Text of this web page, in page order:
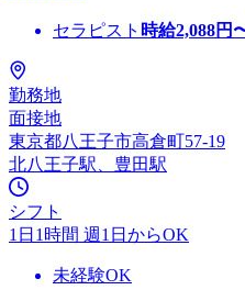
セラピスト 時給2,088円
勤務地
面接地
東京都八王子市高倉町57-19
北八王子駅、豊田駅
シフト
1日1時間 週1日からOK
未経験OK